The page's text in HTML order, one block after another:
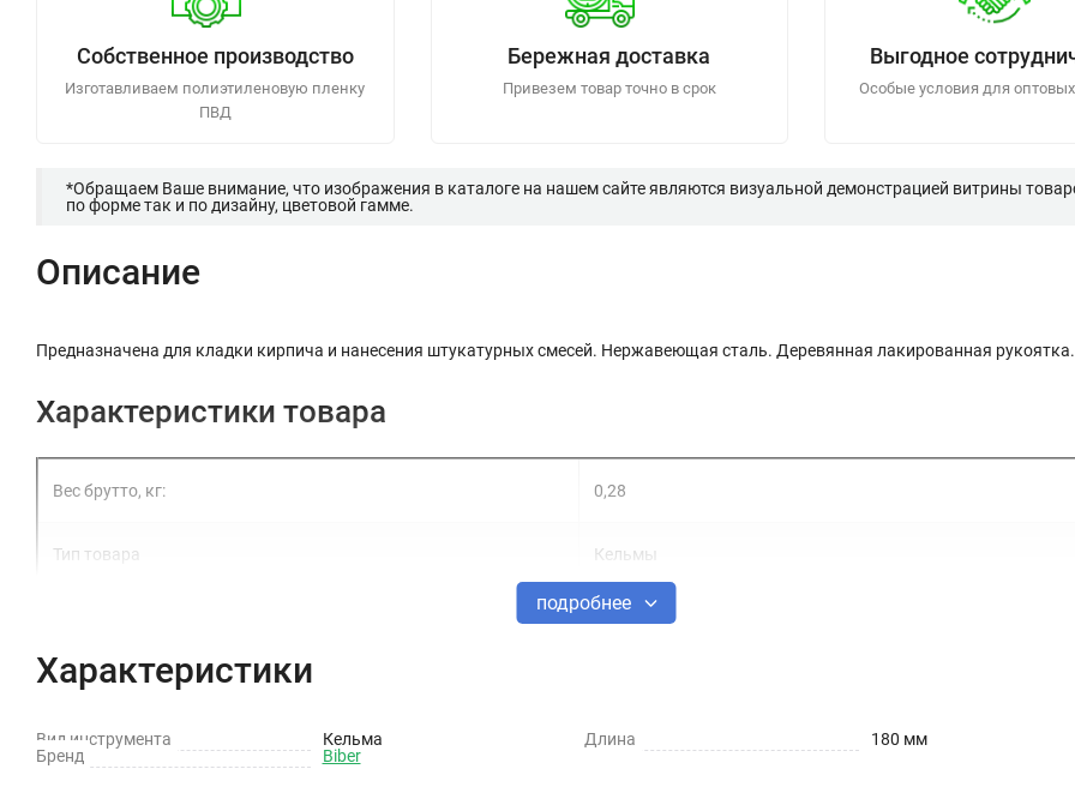
Собственное производство
Изготавливаем полиэтиленовую пленку
ПВД
Бережная доставка
Привезем товар точно в срок
Выгодное
Особые условия для
*Обращаем Ваше внимание, что изображения в каталоге на нашем сайте являются визуальной демонстрацией витрины
по форме так и по дизайну, цветовой гамме.
Описание
Предназначена для кладки кирпича и нанесения штукатурных смесей. Нержавеющая сталь. Деревянная лакированная рукоятка.
Характеристики товара
Вес брутто, кг: 0,28
Тип товара Кельмы
Рабочая часть
подробнее
Характеристики
Вид инструмента Кельма Длина
180 мм
Бренд
Biber